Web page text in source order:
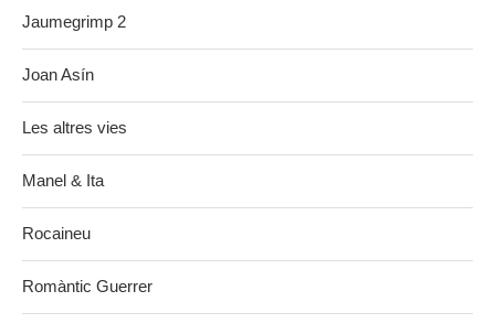
Jaumegrimp 2
Joan Asín
Les altres vies
Manel & Ita
Rocaineu
Romàntic Guerrer